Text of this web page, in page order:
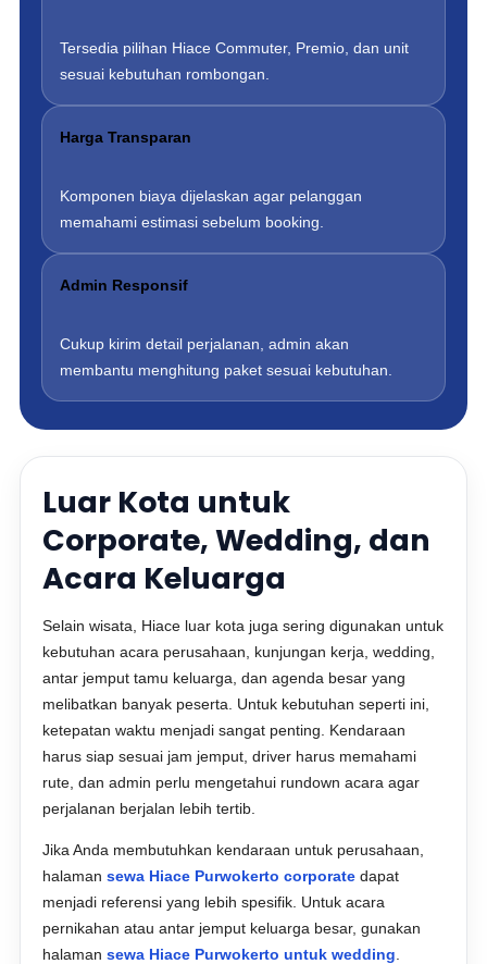
Tersedia pilihan Hiace Commuter, Premio, dan unit
sesuai kebutuhan rombongan.
Harga Transparan
Komponen biaya dijelaskan agar pelanggan
memahami estimasi sebelum booking.
Admin Responsif
Cukup kirim detail perjalanan, admin akan
membantu menghitung paket sesuai kebutuhan.
Luar Kota untuk
Corporate, Wedding, dan
Acara Keluarga
Selain wisata, Hiace luar kota juga sering digunakan untuk
kebutuhan acara perusahaan, kunjungan kerja, wedding,
antar jemput tamu keluarga, dan agenda besar yang
melibatkan banyak peserta. Untuk kebutuhan seperti ini,
ketepatan waktu menjadi sangat penting. Kendaraan
harus siap sesuai jam jemput, driver harus memahami
rute, dan admin perlu mengetahui rundown acara agar
perjalanan berjalan lebih tertib.
Jika Anda membutuhkan kendaraan untuk perusahaan,
halamansewa Hiace Purwokerto corporate dapat
menjadi referensi yang lebih spesifik. Untuk acara
pernikahan atau antar jemput keluarga besar, gunakan
halamansewa Hiace Purwokerto untuk wedding